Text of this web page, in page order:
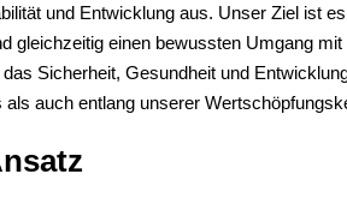
und Entwicklung aus. Unser Ziel ist
gleichzeitig einen bewussten Umgang
Sicherheit, Gesundheit und
als auch entlang unserer